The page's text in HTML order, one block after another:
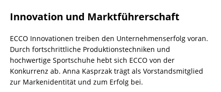
Innovation und Marktführerschaft
ECCO Innovationen treiben den Unternehmenserfolg voran.
Durch fortschrittliche Produktionstechniken und
hochwertige Sportschuhe hebt sich ECCO von der
Konkurrenz ab. Anna Kasprzak trägt als Vorstandsmitglied
zur Markenidentität und zum Erfolg bei.